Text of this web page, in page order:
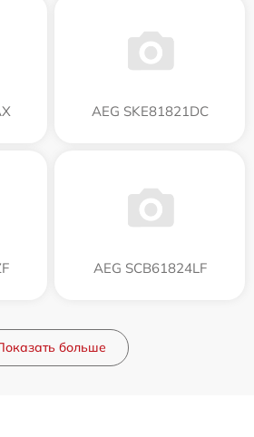
AEG SKE81821DC
AEG SCB61824LF
больше